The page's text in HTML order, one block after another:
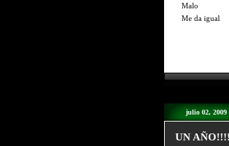
Malo
Me da igual
julio 02, 2009
UN